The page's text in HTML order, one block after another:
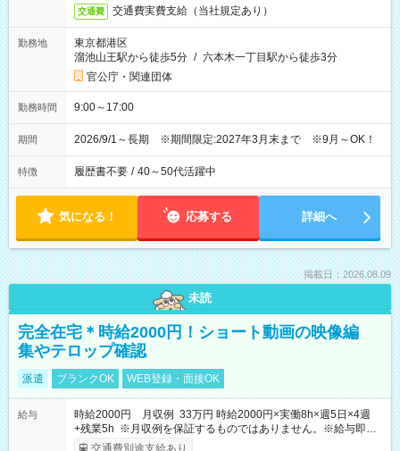
交通費 交通費実費支給（当社規定あり）
勤務地
東京都港区
溜池山王駅から徒歩5分 / 六本木一丁目駅から徒歩3分
官公庁・関連団体
勤務時間 9:00～17:00
期間 2026/9/1～長期 ※期間限定:2027年3月末まで ※9月～OK！
特徴 履歴書不要 / 40～50代活躍中
気になる！ 応募する 詳細へ
掲載日：2026.08.09
未読
完全在宅＊時給2000円！ショート動画の映像編
集やテロップ確認
派遣 ブランクOK WEB登録・面接OK
給与
時給2000円 月収例 33万円 時給2000円×実働8h×週5日×4週
+残業5h ※月収例を保証するものではありません。※給与即受
取りサービス利用可（利用条件有）
交通費別途支給あり